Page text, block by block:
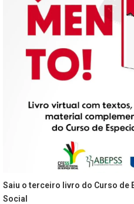
Saiu o terceiro livro do Curso de
Social